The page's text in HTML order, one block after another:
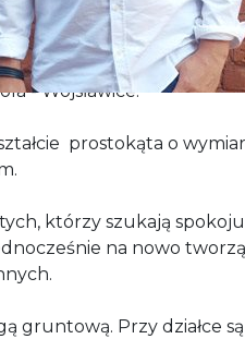
sprzedaż działkę o
- Wojsławice.
prostokąta o
którzy szukają
na nowo
gruntową. Przy działce